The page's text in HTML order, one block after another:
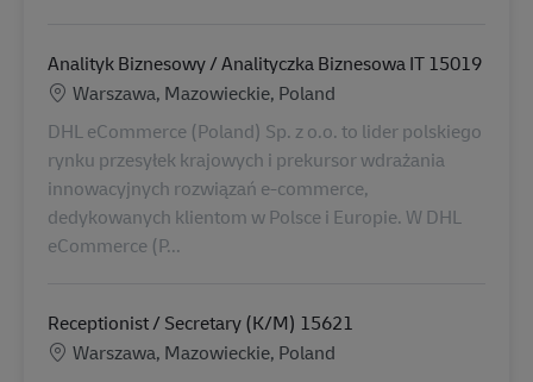
Analityk Biznesowy / Analityczka Biznesowa IT 15019
Location
Warszawa, Mazowieckie, Poland
DHL eCommerce (Poland) Sp. z o.o. to lider polskiego
rynku przesyłek krajowych i prekursor wdrażania
innowacyjnych rozwiązań e-commerce,
dedykowanych klientom w Polsce i Europie. W DHL
eCommerce (P...
Receptionist / Secretary (K/M) 15621
Location
Warszawa, Mazowieckie, Poland